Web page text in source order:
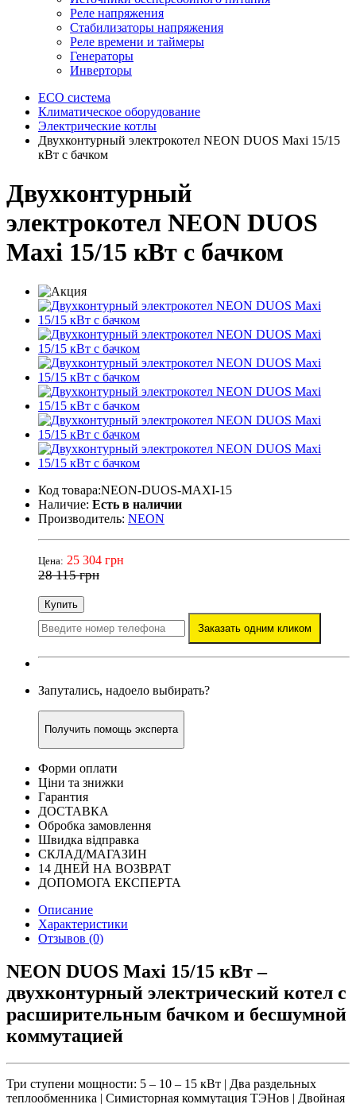
Реле напряжения
Стабилизаторы напряжения
Реле времени и таймеры
Генераторы
Инверторы
ECO система
Климатическое оборудование
Электрические котлы
Двухконтурный электрокотел NEON DUOS Maxi 15/15
кВт с бачком
Двухконтурный
электрокотел NEON DUOS
Maxi 15/15 кВт с бачком
Код товара:NEON-DUOS-MAXI-15
Наличие: Есть в наличии
Производитель: NEON
Цена: 25 304 грн
28 115 грн
Купить
Заказать одним кликом
Запутались, надоело выбирать?
Получить помощь эксперта
Форми оплати
Ціни та знижки
Гарантия
ДОСТАВКА
Обробка замовлення
Швидка відправка
СКЛАД/МАГАЗИН
14 ДНЕЙ НА ВОЗВРАТ
ДОПОМОГА ЕКСПЕРТА
Описание
Характеристики
Отзывов (0)
NEON DUOS Maxi 15/15 кВт –
двухконтурный электрический котел с
расширительным бачком и бесшумной
коммутацией
Три ступени мощности: 5 – 10 – 15 кВт | Два раздельных
теплообменника | Симисторная коммутация ТЭНов | Двойная